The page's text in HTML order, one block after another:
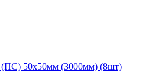
50x50мм (3000мм) (8шт)